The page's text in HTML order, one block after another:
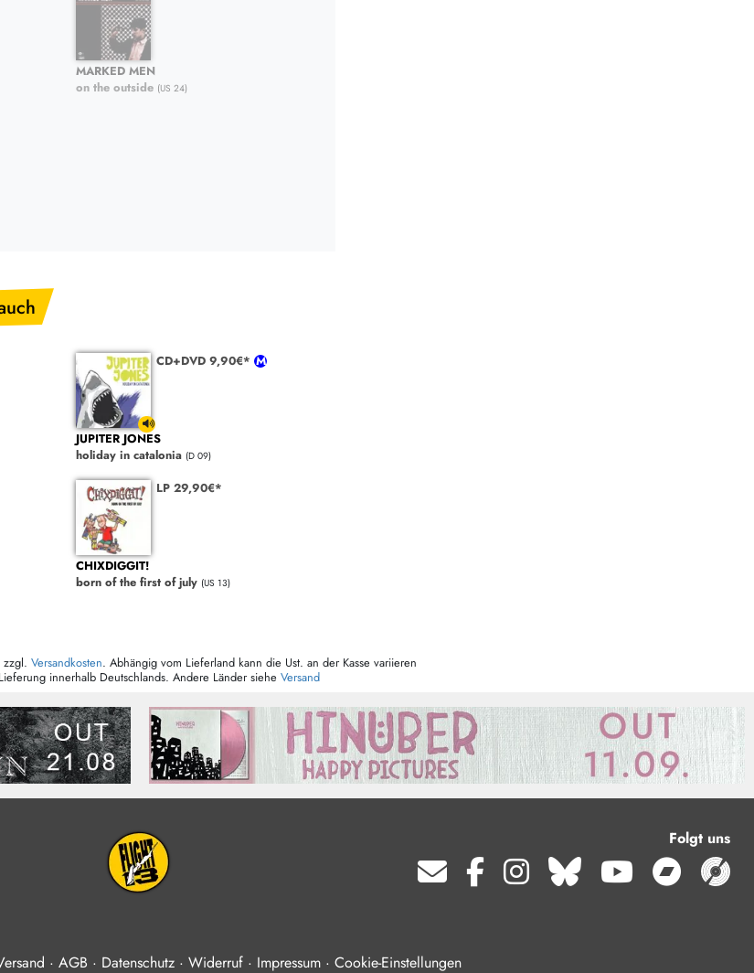
MARKED MEN
on the outside (US 24)
CD+DVD 9,90€*
JUPITER JONES
holiday in catalonia (D 09)
LP 29,90€*
CHIXDIGGIT!
born of the first of july (US 13)
zzgl. Versandkosten. Abhängig vom Lieferland kann die Ust. an der Kasse variieren
innerhalb Deutschlands. Andere Länder siehe Versand
Folgt uns
· AGB · Datenschutz · Widerruf · Impressum · Cookie-Einstellungen